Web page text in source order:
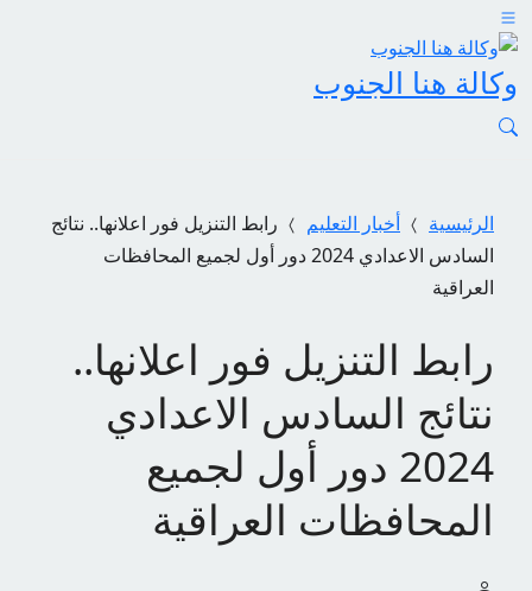
وكالة هنا الجنوب
الرئيسية أخبار التعليم
رابط التنزيل فور اعلانها.. نتائج
السادس الاعدادي 2024 دور أول لجميع المحافظات
العراقية
رابط التنزيل فور اعلانها..
نتائج السادس الاعدادي
2024 دور أول لجميع
المحافظات العراقية